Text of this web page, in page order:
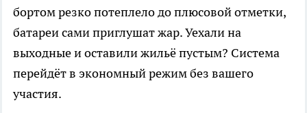
бортом резко потеплело до плюсовой отметки,
батареи сами приглушат жар. Уехали на
выходные и оставили жильё пустым? Система
перейдёт в экономный режим без вашего
участия.